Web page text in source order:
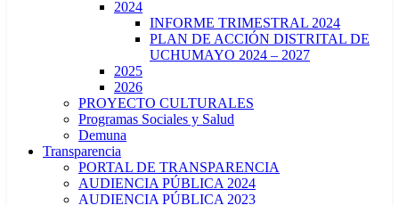
2024
INFORME TRIMESTRAL 2024
PLAN DE ACCIÓN DISTRITAL DE
UCHUMAYO 2024 – 2027
2025
2026
PROYECTO CULTURALES
Programas Sociales y Salud
Demuna
Transparencia
PORTAL DE TRANSPARENCIA
AUDIENCIA PÚBLICA 2024
AUDIENCIA PÚBLICA 2023